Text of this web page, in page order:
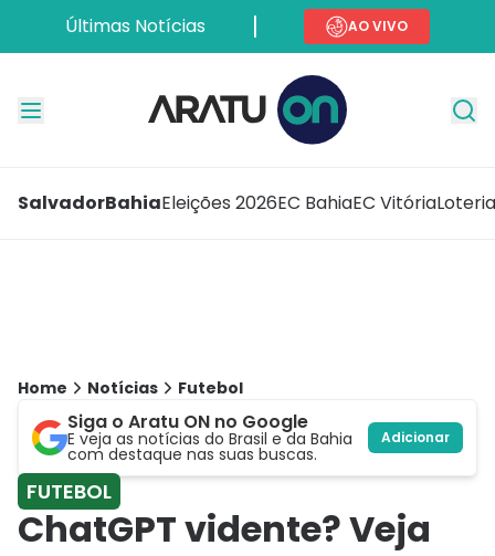
Últimas Notícias AO VIVO
SalvadorBahiaEleições 2026EC BahiaEC Vitória
Home Notícias Futebol
Siga o Aratu ON no Google
E veja as notícias do Brasil e da Bahia
com destaque nas suas buscas.
Adicionar
FUTEBOL
ChatGPT vidente? Veja